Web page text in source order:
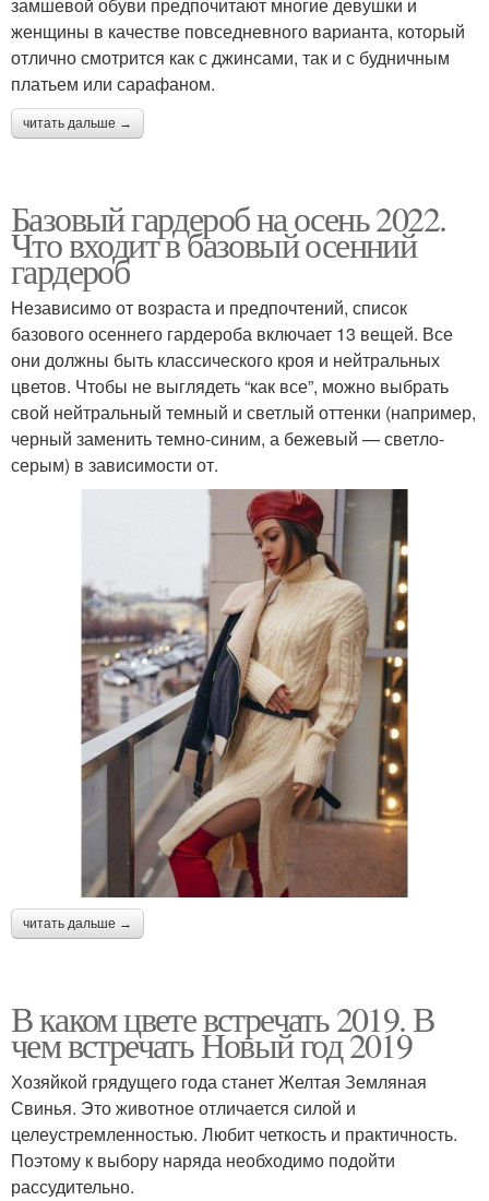
женщины в качестве повседневного варианта, который
отлично смотрится как с джинсами, так и с будничным
платьем или сарафаном.
читать дальше →
Базовый гардероб на осень 2022.
Что входит в базовый осенний
гардероб
Независимо от возраста и предпочтений, список
базового осеннего гардероба включает 13 вещей. Все
они должны быть классического кроя и нейтральных
цветов. Чтобы не выглядеть “как все”, можно выбрать
свой нейтральный темный и светлый оттенки (например,
черный заменить темно-синим, а бежевый — светло-
серым) в зависимости от.
читать дальше →
В каком цвете встречать 2019. В
чем встречать Новый год 2019
Хозяйкой грядущего года станет Желтая Земляная
Свинья. Это животное отличается силой и
целеустремленностью. Любит четкость и практичность.
Поэтому к выбору наряда необходимо подойти
рассудительно.